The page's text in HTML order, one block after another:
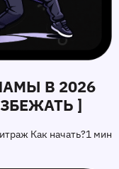
В 2026
]
Как начать?1 мин